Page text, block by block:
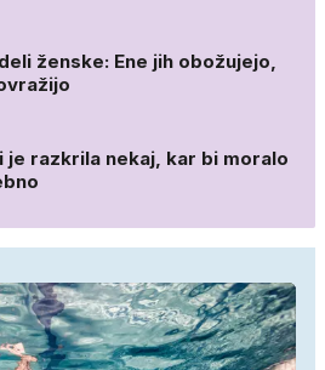
ženske: Ene jih obožujejo,
je razkrila nekaj, kar bi moralo